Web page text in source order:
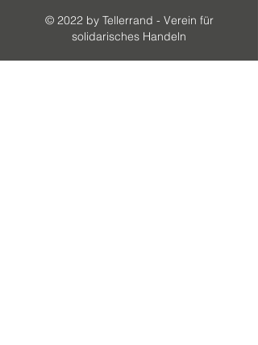
© 2022 by Tellerrand - Verein für
solidarisches Handeln